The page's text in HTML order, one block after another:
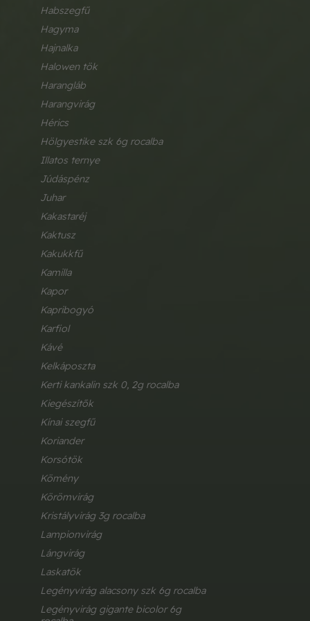
habszegfű
hagyma
hajnalka
halowen tök
harangláb
harangvirág
hérics
hölgyestike szk 6g rocalba
illatos ternye
júdáspénz
juhar
kakastaréj
kaktusz
kakukkfű
kamilla
kapor
kapribogyó
karfiol
kávé
kelkáposzta
kerti kankalin szk 0, 2g rocalba
kiegészítők
kínai szegfű
koriander
korsótök
kömény
körömvirág
kristályvirág 3g rocalba
lampionvirág
lángvirág
laskatök
legényvirág alacsony szk 6g rocalba
legényvirág gigante bicolor 6g